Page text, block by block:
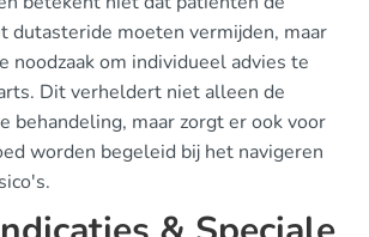
dutasteride moeten vermijden, maar
noodzaak om individueel advies te
Dit verheldert niet alleen de
behandeling, maar zorgt er ook voor
worden begeleid bij het navigeren